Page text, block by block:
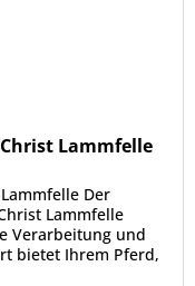
Lammfelle
Der
Lammfelle
Verarbeitung und
bietet Ihrem Pferd,